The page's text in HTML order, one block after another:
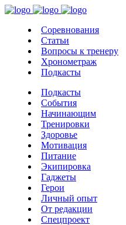
Соревнования
Статьи
Вопросы к тренеру
Хронометраж
Подкасты
Подкасты
События
Начинающим
Тренировки
Здоровье
Мотивация
Питание
Экипировка
Гаджеты
Герои
Личный опыт
От редакции
Спецпроект